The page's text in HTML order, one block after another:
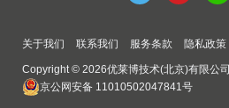
关于我们 联系我们 服务条款 隐私政策
Copyright © 2026优莱博技术(北京)有限公司
京公网安备 11010502047841号